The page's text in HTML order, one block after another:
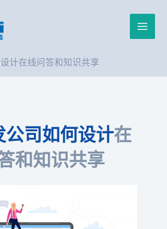
Main
计在线问答和知识共享
公司如何设计在
和知识共享